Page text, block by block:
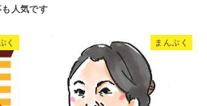
く まんぷく